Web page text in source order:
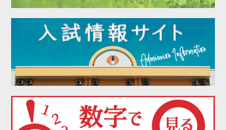
2021年12月
2021年09月
2021年07月
2021年06月